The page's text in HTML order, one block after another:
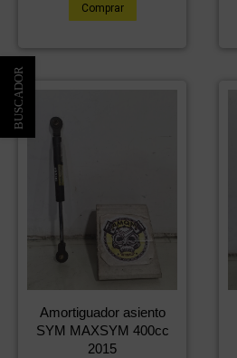
Comprar
Amortiguador asiento
SYM MAXSYM 400cc
2015